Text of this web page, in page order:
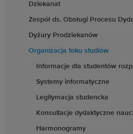
Dziekanat
Zespół ds. Obsługi Procesu
Dyżury Prodziekanów
Organizacja toku studiów
Informacje dla studentów
Systemy informatyczne
Legitymacja studencka
Konsultacje dydaktyczne
Harmonogramy